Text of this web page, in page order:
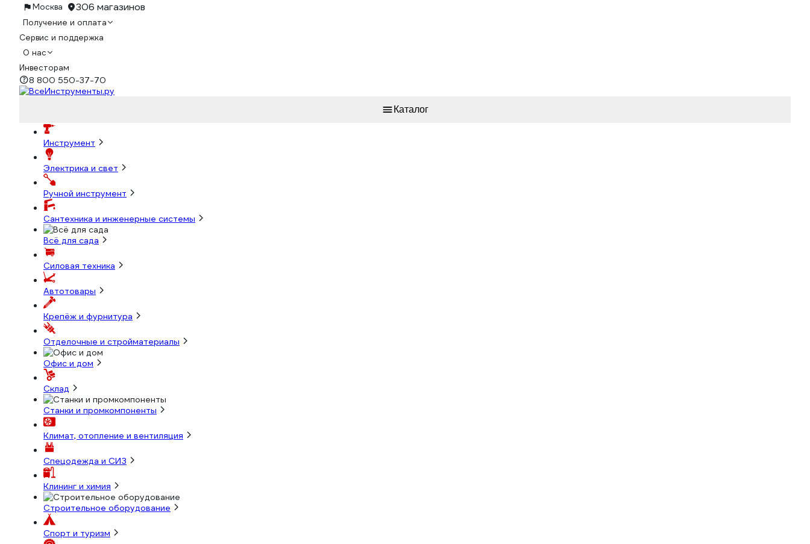
Москва 306 магазинов
Получение и оплата
Сервис и поддержка
О нас
Инвесторам
8 800 550-37-70
Каталог
Инструмент
Электрика и свет
Ручной инструмент
Сантехника и инженерные системы
Всё для сада
Силовая техника
Автотовары
Крепёж и фурнитура
Отделочные и стройматериалы
Офис и дом
Склад
Станки и промкомпоненты
Климат, отопление и вентиляция
Спецодежда и СИЗ
Клининг и химия
Строительное оборудование
Спорт и туризм